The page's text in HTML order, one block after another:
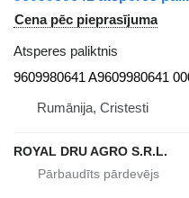
Cena pēc pieprasījuma
Atsperes paliktnis
9609980641 A9609980641
Rumānija, Cristesti
ROYAL DRU AGRO S.R.L.